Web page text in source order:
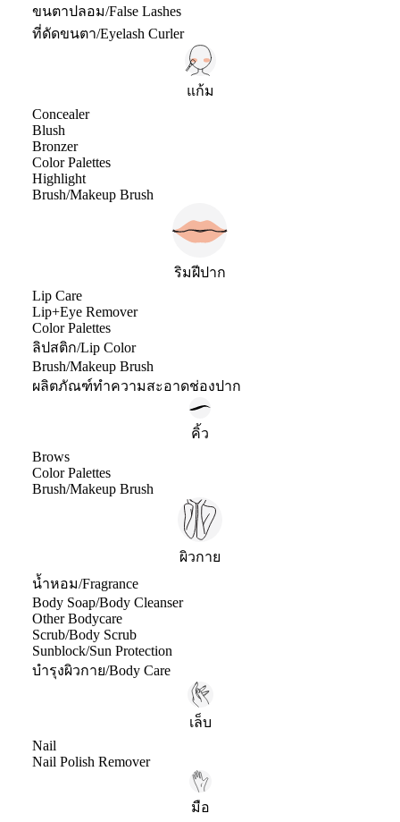
ขนตาปลอม/False Lashes
ที่ดัดขนตา/Eyelash Curler
แก้ม
Concealer
Blush
Bronzer
Color Palettes
Highlight
Brush/Makeup Brush
ริมฝีปาก
Lip Care
Lip+Eye Remover
Color Palettes
ลิปสติก/Lip Color
Brush/Makeup Brush
ผลิตภัณฑ์ทำความสะอาดช่องปาก
คิ้ว
Brows
Color Palettes
Brush/Makeup Brush
ผิวกาย
น้ำหอม/Fragrance
Body Soap/Body Cleanser
Other Bodycare
Scrub/Body Scrub
Sunblock/Sun Protection
บำรุงผิวกาย/Body Care
เล็บ
Nail
Nail Polish Remover
มือ